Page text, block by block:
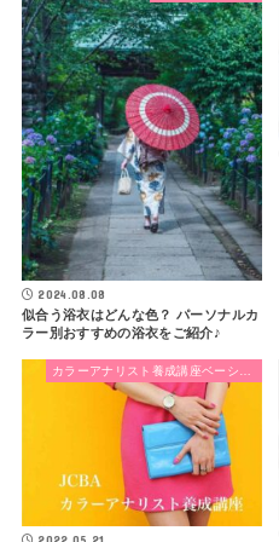
2024.08.08
似合う浴衣はどんな色？ パーソナルカ
ラー別おすすめの浴衣をご紹介♪